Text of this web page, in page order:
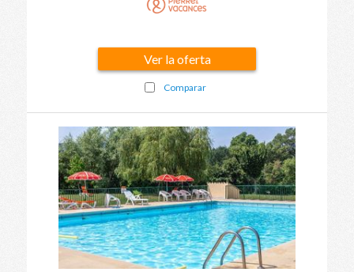
Ver la oferta
Comparar